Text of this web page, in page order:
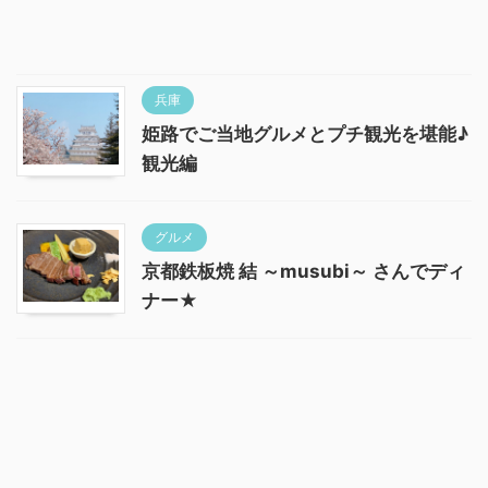
兵庫
姫路でご当地グルメとプチ観光を堪能♪
観光編
グルメ
京都鉄板焼 結 ～musubi～ さんでディ
ナー★